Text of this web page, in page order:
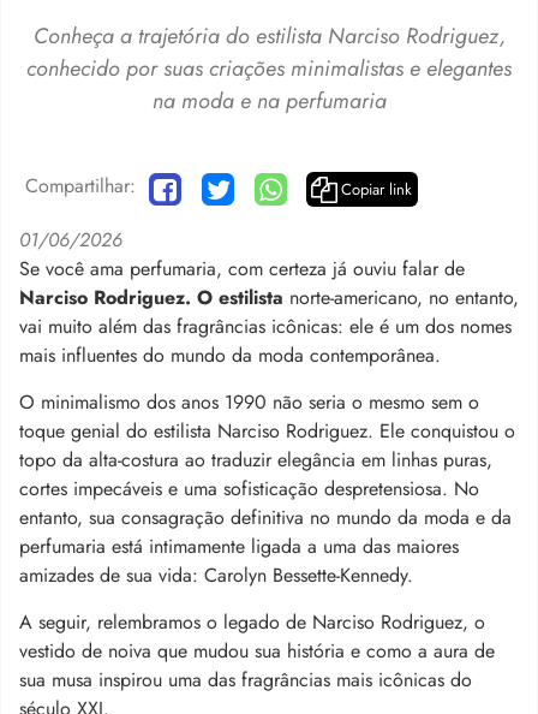
Conheça a trajetória do estilista Narciso Rodriguez,
conhecido por suas criações minimalistas e elegantes
na moda e na perfumaria
Compartilhar: Copiar link
01/06/2026
Se você ama perfumaria, com certeza já ouviu falar de
Narciso Rodriguez. O estilista norte-americano, no entanto,
vai muito além das fragrâncias icônicas: ele é um dos nomes
mais influentes do mundo da moda contemporânea.
O minimalismo dos anos 1990 não seria o mesmo sem o
toque genial do estilista Narciso Rodriguez. Ele conquistou o
topo da alta-costura ao traduzir elegância em linhas puras,
cortes impecáveis e uma sofisticação despretensiosa. No
entanto, sua consagração definitiva no mundo da moda e da
perfumaria está intimamente ligada a uma das maiores
amizades de sua vida: Carolyn Bessette-Kennedy.
A seguir, relembramos o legado de Narciso Rodriguez, o
vestido de noiva que mudou sua história e como a aura de
sua musa inspirou uma das fragrâncias mais icônicas do
século XXI.